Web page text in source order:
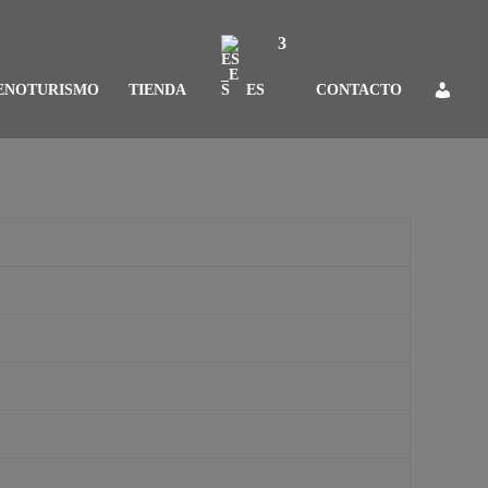
TIENDA ES CONTACTO